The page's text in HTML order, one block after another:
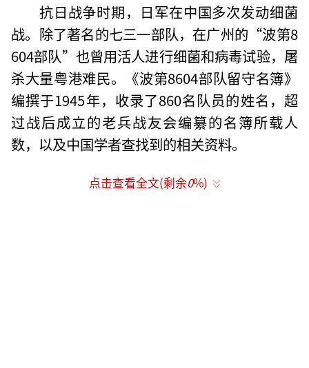
抗日战争时期，日军在中国多次发动细菌
战。除了著名的七三一部队，在广州的“波第8
604部队”也曾用活人进行细菌和病毒试验，屠
杀大量粤港难民。《波第8604部队留守名簿》
编撰于1945年，收录了860名队员的姓名，超
过战后成立的老兵战友会编纂的名簿所载人
数，以及中国学者查找到的相关资料。
（责任编辑：张小花 TT1000）
点击查看全文(剩余0%)